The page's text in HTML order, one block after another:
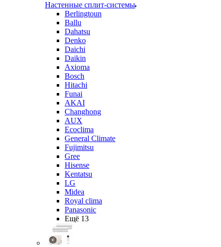
Настенные сплит-системы
Berlingtoun
Ballu
Dahatsu
Denko
Daichi
Daikin
Axioma
Bosch
Hitachi
Funai
AKAI
Changhong
AUX
Ecoclima
General Climate
Fujimitsu
Gree
Hisense
Kentatsu
LG
Midea
Royal clima
Panasonic
Ещё 13